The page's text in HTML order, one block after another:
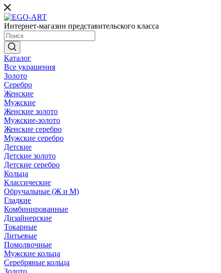
Интернет-магазин представительского класса
Каталог
Все украшения
Золото
Серебро
Женские
Мужские
Женские золото
Мужские-золото
Женские серебро
Мужские серебро
Детские
Детские золото
Детские серебро
Кольца
Классические
Обручальные (Ж и М)
Гладкие
Комбинированные
Дизайнерские
Токарные
Литьевые
Помолвочные
Мужские кольца
Серебряные кольца
Золото